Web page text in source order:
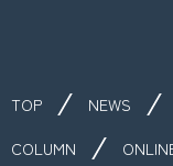
TOP NEWS
COLUMN